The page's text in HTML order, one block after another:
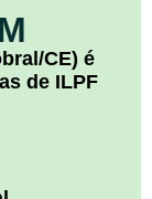
CE) é
de ILPF